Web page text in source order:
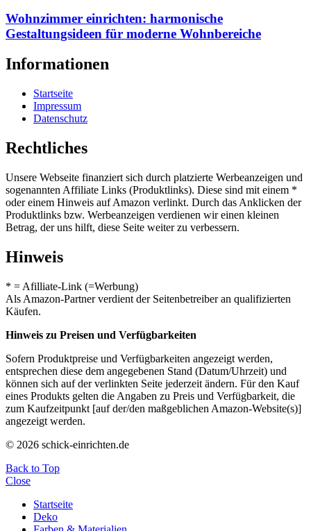
Wohnzimmer einrichten: harmonische
Gestaltungsideen für moderne Wohnbereiche
Informationen
Startseite
Impressum
Datenschutz
Rechtliches
Unsere Webseite finanziert sich durch platzierte Werbeanzeigen und
sogenannten Affiliate Links (Produktlinks). Diese sind mit einem *
oder einem Hinweis auf Amazon verlinkt. Durch das Anklicken der
Produktlinks bzw. Werbeanzeigen verdienen wir einen kleinen
Betrag, der uns hilft, diese Seite weiter zu verbessern.
Hinweis
* = Afilliate-Link (=Werbung)
Als Amazon-Partner verdient der Seitenbetreiber an qualifizierten
Käufen.
Hinweis zu Preisen und Verfügbarkeiten
Sofern Produktpreise und Verfügbarkeiten angezeigt werden,
entsprechen diese dem angegebenen Stand (Datum/Uhrzeit) und
können sich auf der verlinkten Seite jederzeit ändern. Für den Kauf
eines Produkts gelten die Angaben zu Preis und Verfügbarkeit, die
zum Kaufzeitpunkt [auf der/den maßgeblichen Amazon-Website(s)]
angezeigt werden.
© 2026 schick-einrichten.de
Back to Top
Close
Startseite
Deko